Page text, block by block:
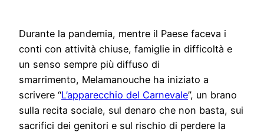
Durante la pandemia, mentre il Paese faceva i
conti con attività chiuse, famiglie in difficoltà e
un senso sempre più diffuso di
smarrimento, Melamanouche ha iniziato a
scrivere “L’apparecchio del Carnevale”, un brano
sulla recita sociale, sul denaro che non basta, sui
sacrifici dei genitori e sul rischio di perdere la